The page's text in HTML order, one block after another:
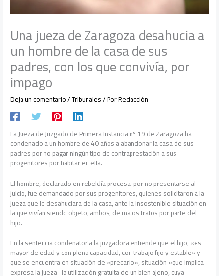
Una jueza de Zaragoza desahucia a
un hombre de la casa de sus
padres, con los que convivía, por
impago
Deja un comentario/Tribunales/ PorRedacción
La Jueza de Juzgado de Primera Instancia nº 19 de Zaragoza ha
condenado a un hombre de 40 años a abandonar la casa de sus
padres por no pagar ningún tipo de contraprestación a sus
progenitores por habitar en ella.
El hombre, declarado en rebeldía procesal por no presentarse al
juicio, fue demandado por sus progenitores, quienes solicitaron a la
jueza que lo desahuciara de la casa, ante la insostenible situación en
la que vivían siendo objeto, ambos, de malos tratos por parte del
hijo.
En la sentencia condenatoria la juzgadora entiende que el hijo, «es
mayor de edad y con plena capacidad, con trabajo fijo y estable» y
que se encuentra en situación de «precario», situación «que implica -
expresa la jueza- la utilización gratuita de un bien ajeno, cuya